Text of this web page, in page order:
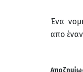
Ένα
απο